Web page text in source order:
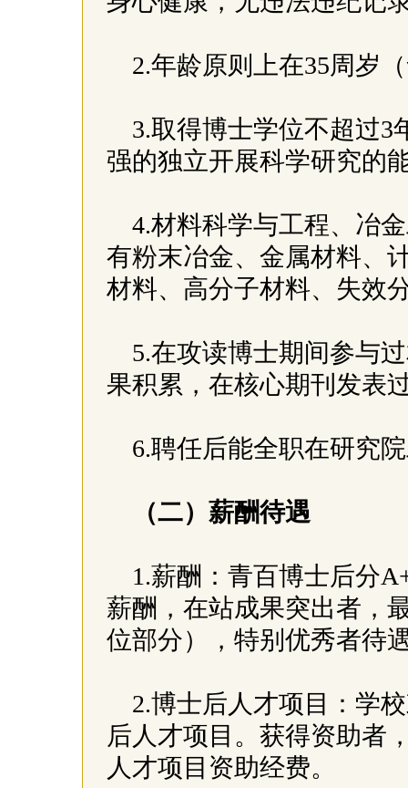
2.年龄原则上在35周岁
3.取得博士学位不超过3
强的独立开展科学研究的
4.材料科学与工程、冶
有粉末冶金、金属材料、
材料、高分子材料、失效
5.在攻读博士期间参与
果积累，在核心期刊发表
6.聘任后能全职在研究
（二）薪酬待遇
1.薪酬：青百博士后分
薪酬，在站成果突出者，
位部分），特别优秀者待
2.博士后人才项目：学
后人才项目。获得资助者
人才项目资助经费。